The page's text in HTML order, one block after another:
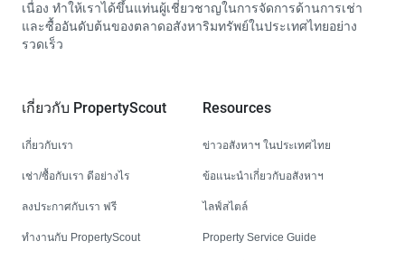
เนื่อง ทำให้เราได้ขึ้นแท่นผู้เชี่ยวชาญในการจัดการด้านการเช่า
และซื้ออันดับต้นของตลาดอสังหาริมทรัพย์ในประเทศไทยอย่าง
รวดเร็ว
เกี่ยวกับ PropertyScout
เกี่ยวกับเรา
เช่า/ซื้อกับเรา ดีอย่างไร
ลงประกาศกับเรา ฟรี
ทำงานกับ PropertyScout
Resources
ข่าวอสังหาฯ ในประเทศไทย
ข้อแนะนำเกี่ยวกับอสังหาฯ
ไลฟ์สไตล์
Property Service Guide